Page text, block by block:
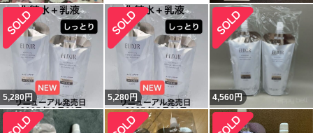
5,280円 5,280円 4,560円